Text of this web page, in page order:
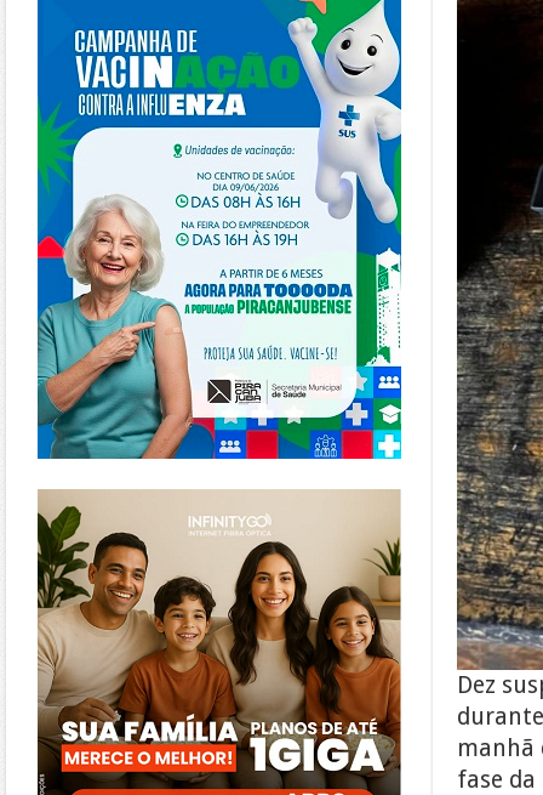
Dez
manhã
fase da
https://www.infinitygo.com.br/